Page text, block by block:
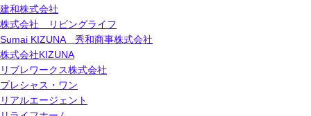
建和株式会社
株式会社 リビングライフ
Sumai KIZUNA 秀和商事株式会社
株式会社KIZUNA
リブレワークス株式会社
プレシャス・ワン
リアルエージェント